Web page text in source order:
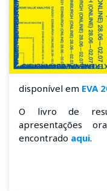
disponível em EVA
O livro de
apresentações
encontrado aqui.